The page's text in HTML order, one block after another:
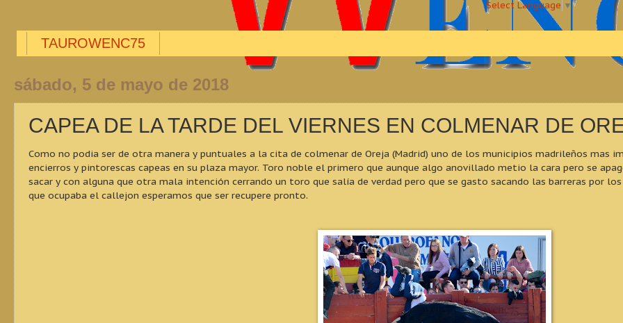
Select Language ▼
TAUROWENC75
sábado, 5 de mayo de 2018
CAPEA DE LA TARDE DEL VIERNES EN COLMENAR DE
Como no podia ser de otra manera y puntuales a la cita de colmenar de Oreja (Madrid) uno de los municipios madrileños mas
encierros y pintorescas capeas en su plaza mayor. Toro noble el primero que aunque algo anovillado metio la cara pero se
sacar y con alguna que otra mala intención cerrando un toro que salía de verdad pero que se gasto sacando las barreras por
que ocupaba el callejon esperamos que ser recupere pronto.